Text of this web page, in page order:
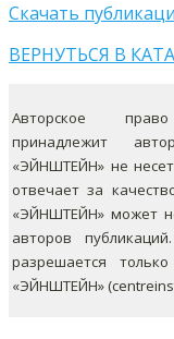
Скачать
ВЕРНУТЬСЯ В
Авторское
принадлежит
«ЭЙНШТЕЙН» не
отвечает за
«ЭЙНШТЕЙН» может
авторов публикаций.
разрешается
«ЭЙНШТЕЙН»